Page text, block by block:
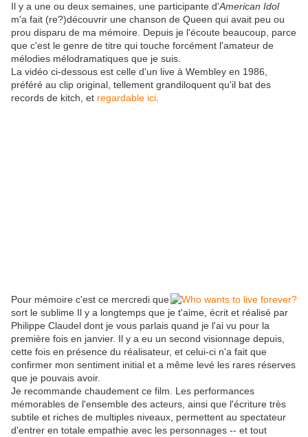
Il y a une ou deux semaines, une participante d'American Idol
m'a fait (re?)découvrir une chanson de Queen qui avait peu ou
prou disparu de ma mémoire. Depuis je l'écoute beaucoup, parce
que c'est le genre de titre qui touche forcément l'amateur de
mélodies mélodramatiques que je suis.
La vidéo ci-dessous est celle d'un live à Wembley en 1986,
préféré au clip original, tellement grandiloquent qu'il bat des
records de kitch, et regardable ici
Pour mémoire c'est ce mercredi que
sort le sublime Il y a longtemps que je t'aime, écrit et réalisé par
Philippe Claudel dont je vous parlais quand je l'ai vu pour la
première fois en janvier. Il y a eu un second visionnage depuis,
cette fois en présence du réalisateur, et celui-ci n'a fait que
confirmer mon sentiment initial et a même levé les rares réserves
que je pouvais avoir.
Je recommande chaudement ce film. Les performances
mémorables de l'ensemble des acteurs, ainsi que l'écriture très
subtile et riches de multiples niveaux, permettent au spectateur
d'entrer en totale empathie avec les personnages -- et tout